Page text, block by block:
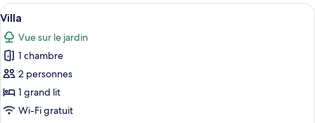
Afficher
toutes
les
photos
pour
ce
type
Une maison moderne dotée d’une
19
Villa
Vue sur le jardin
1 chambre
2 personnes
1 grand lit
Wi-Fi gratuit